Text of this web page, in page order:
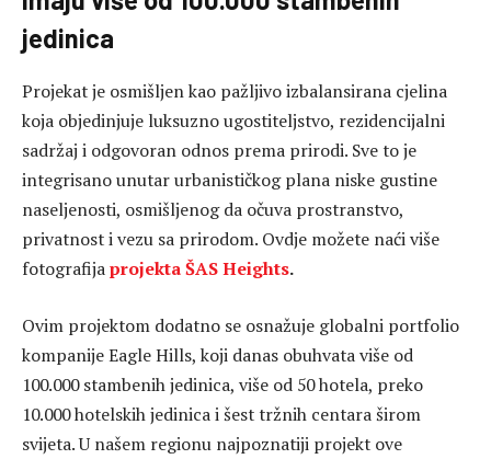
jedinica
Projekat je osmišljen kao pažljivo izbalansirana cjelina
koja objedinjuje luksuzno ugostiteljstvo, rezidencijalni
sadržaj i odgovoran odnos prema prirodi. Sve to je
integrisano unutar urbanističkog plana niske gustine
naseljenosti, osmišljenog da očuva prostranstvo,
privatnost i vezu sa prirodom. Ovdje možete naći više
fotografijaprojekta ŠAS Heights.
Ovim projektom dodatno se osnažuje globalni portfolio
kompanije Eagle Hills, koji danas obuhvata više od
100.000 stambenih jedinica, više od 50 hotela, preko
10.000 hotelskih jedinica i šest tržnih centara širom
svijeta. U našem regionu najpoznatiji projekt ove